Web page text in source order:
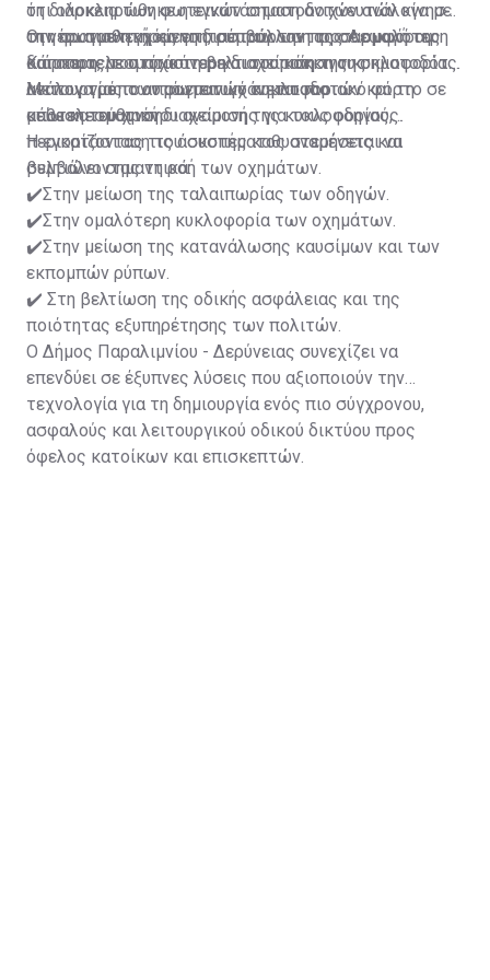
τη διάρκεια των φωτεινών σηματοδοτών ανάλογα με
την πραγματική κίνηση, συμβάλλοντας σε ομαλότερη
και αποτελεσματικότερη διαχείριση της κυκλοφορίας.
ότι ολοκληρώθηκε η εγκατάσταση ανιχνευτών κίνησης
στη φωτοελεγχόμενη διασταύρωση της Λεωφόρου
Κάππαρη, με στόχο τη βελτιστοποίηση της
λειτουργίας των φωτεινών σηματοδοτών και τη
μείωση του χρόνου αναμονής για τους οδηγούς.
Οι νέοι αισθητήρες επιτρέπουν την προσαρμογή της
διάρκειας του πράσινου και του κόκκινου σηματοδότη
ανάλογα με τον πραγματικό κυκλοφοριακό φόρτο σε
κάθε κατεύθυνση.
Με τον τρόπο αυτό επιτυγχάνεται πιο
αποτελεσματική διαχείριση της κυκλοφορίας,
περιορίζοντας τις άσκοπες καθυστερήσεις και
βελτιώνοντας τη ροή των οχημάτων.
Η εγκατάσταση του συστήματος αναμένεται να
συμβάλει σημαντικά:
✔️Στην μείωση της ταλαιπωρίας των οδηγών.
✔️Στην ομαλότερη κυκλοφορία των οχημάτων.
✔️Στην μείωση της κατανάλωσης καυσίμων και των
εκπομπών ρύπων.
✔️ Στη βελτίωση της οδικής ασφάλειας και της
ποιότητας εξυπηρέτησης των πολιτών.
Ο Δήμος Παραλιμνίου - Δερύνειας συνεχίζει να
επενδύει σε έξυπνες λύσεις που αξιοποιούν την
τεχνολογία για τη δημιουργία ενός πιο σύγχρονου,
ασφαλούς και λειτουργικού οδικού δικτύου προς
όφελος κατοίκων και επισκεπτών.